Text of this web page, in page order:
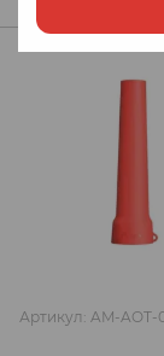
Артикул: AM-AOT-